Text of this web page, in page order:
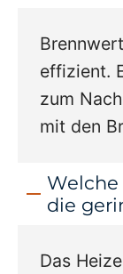
effizient.
zum
mit den
die
Das